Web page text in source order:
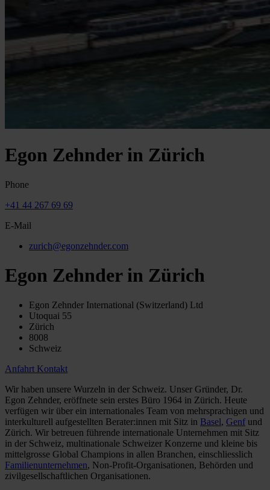
Egon Zehnder in Zürich
Phone
+41 44 267 69 69
E-Mail
zurich@egonzehnder.com
Egon Zehnder in Zürich
Egon Zehnder International (Switzerland) Ltd
Utoquai 55
Zürich
8008
Schweiz
Anfahrt Kontakt
Wir haben unsere Wurzeln in der Schweiz. Unser Gründer, Dr.
Egon Zehnder, eröffnete sein erstes Büro 1964 in Zürich. Heute
verfügen wir über ein internationales Team von mehrsprachigen und
interkulturell aufgestellten Berater:innen mit Sitz in Basel, Genf und
Zürich. Wir betreuen führende internationale Unternehmen mit Sitz
in der Schweiz, multinationale Schweizer Konzerne und kleine bis
mittelgrosse Global Champions in allen Branchen, einschliesslich
Familienunternehmen, Non-Profit-Organisationen, Behörden und
zivilgesellschaftlichen Organisationen.